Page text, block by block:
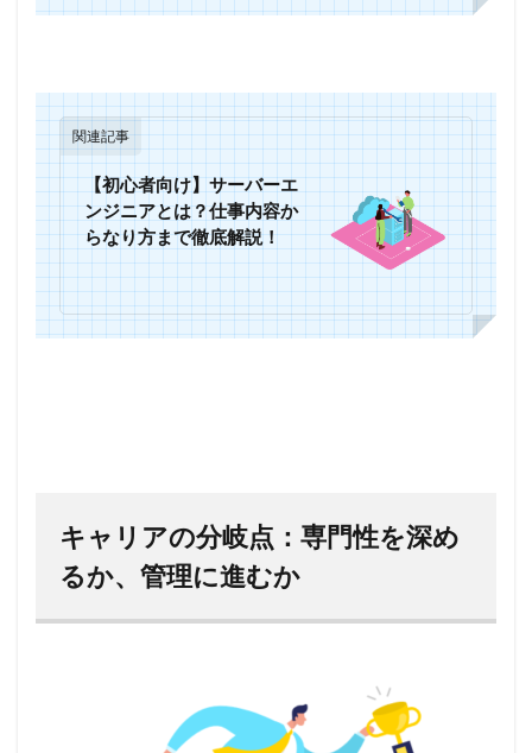
関連記事
【初心者向け】サーバーエ
ンジニアとは？仕事内容か
らなり方まで徹底解説！
キャリアの分岐点：専門性を深め
るか、管理に進むか